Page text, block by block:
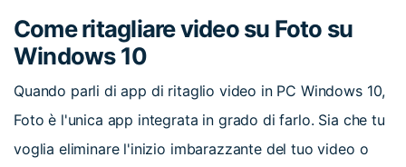
Come ritagliare video su Foto su
Windows 10
Quando parli di app di ritaglio video in PC Windows 10,
Foto è l'unica app integrata in grado di farlo. Sia che tu
voglia eliminare l'inizio imbarazzante del tuo video o